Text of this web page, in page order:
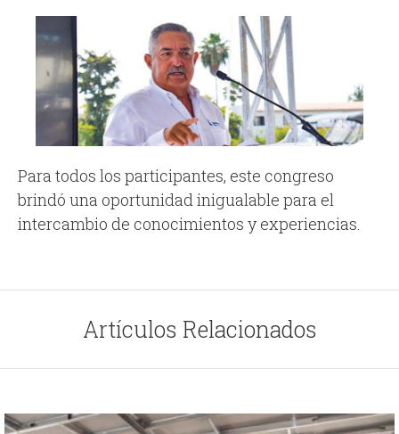
Para todos los participantes, este congreso
brindó una oportunidad inigualable para el
intercambio de conocimientos y experiencias.
Artículos Relacionados